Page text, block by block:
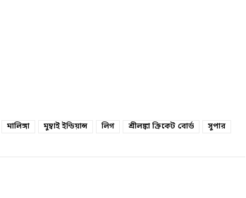
মালিঙ্গা মুম্বাই ইন্ডিয়ান্স লিগ শ্রীলঙ্কা ক্রিকেট বোর্ড সুপার